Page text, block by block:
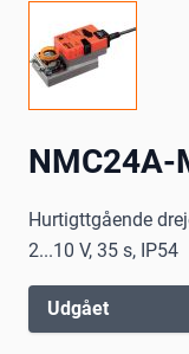
NMC24A-
Hurtigttgående
2...10 V, 35 s, IP54
Udgået